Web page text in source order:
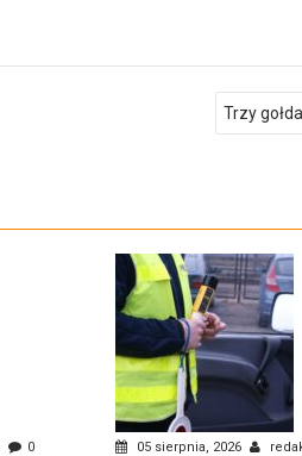
Trzy
0 05 sierpnia, 2026